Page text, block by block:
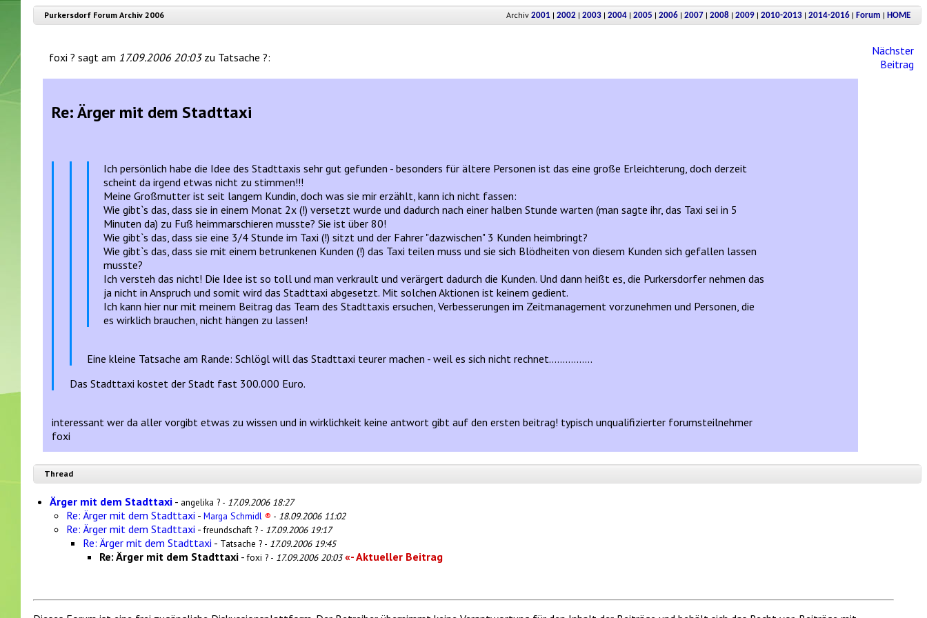
Purkersdorf Forum Archiv 2006 Archiv 2001 | 2002 | 2003 | 2004 | 2005 | 2006 | 2007 | 2008 | 2009 | 2010-2013 | 2014-2016 | Forum | HOME
foxi ? sagt am 17.09.2006 20:03zu Tatsache ?:
Nächster
Beitrag
Re: Ärger mit dem Stadttaxi
Ich persönlich habe die Idee des Stadttaxis sehr gut gefunden - besonders für ältere Personen ist das eine große Erleichterung, doch derzeit
scheint da irgend etwas nicht zu stimmen!!!
Meine Großmutter ist seit langem Kundin, doch was sie mir erzählt, kann ich nicht fassen:
Wie gibt`s das, dass sie in einem Monat 2x (!) versetzt wurde und dadurch nach einer halben Stunde warten (man sagte ihr, das Taxi sei in 5
Minuten da) zu Fuß heimmarschieren musste? Sie ist über 80!
Wie gibt`s das, dass sie eine 3/4 Stunde im Taxi (!) sitzt und der Fahrer "dazwischen" 3 Kunden heimbringt?
Wie gibt`s das, dass sie mit einem betrunkenen Kunden (!) das Taxi teilen muss und sie sich Blödheiten von diesem Kunden sich gefallen lassen
musste?
Ich versteh das nicht! Die Idee ist so toll und man verkrault und verärgert dadurch die Kunden. Und dann heißt es, die Purkersdorfer nehmen das
ja nicht in Anspruch und somit wird das Stadttaxi abgesetzt. Mit solchen Aktionen ist keinem gedient.
Ich kann hier nur mit meinem Beitrag das Team des Stadttaxis ersuchen, Verbesserungen im Zeitmanagement vorzunehmen und Personen, die
es wirklich brauchen, nicht hängen zu lassen!
Eine kleine Tatsache am Rande: Schlögl will das Stadttaxi teurer machen - weil es sich nicht rechnet................
Das Stadttaxi kostet der Stadt fast 300.000 Euro.
interessant wer da aller vorgibt etwas zu wissen und in wirklichkeit keine antwort gibt auf den ersten beitrag! typisch unqualifizierter forumsteilnehmer
foxi
Thread
Ärger mit dem Stadttaxi - angelika ? - 17.09.2006 18:27
Re: Ärger mit dem Stadttaxi - Marga Schmidl ® - 18.09.2006 11:02
Re: Ärger mit dem Stadttaxi -freundschaft ? - 17.09.2006 19:17
Re: Ärger mit dem Stadttaxi - Tatsache ? - 17.09.2006 19:45
Re: Ärger mit dem Stadttaxi -foxi ? - 17.09.2006 20:03«- Aktueller Beitrag